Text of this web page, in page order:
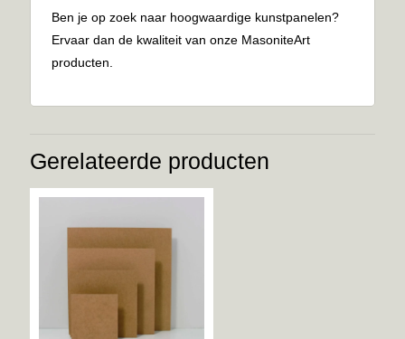
Ben je op zoek naar hoogwaardige kunstpanelen?
Ervaar dan de kwaliteit van onze MasoniteArt
producten.
Gerelateerde producten